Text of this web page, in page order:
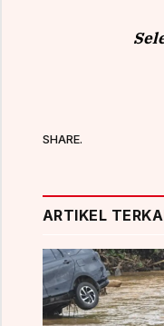
SHARE.
ARTIKEL